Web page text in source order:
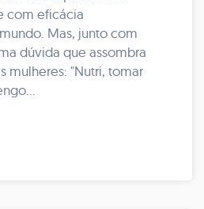
com eficácia
Mas, junto com
dúvida que assombra
mulheres: "Nutri, tomar